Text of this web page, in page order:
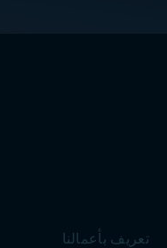
تعريف بأعمالنا